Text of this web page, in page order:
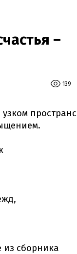
–
139
узком
из сборника